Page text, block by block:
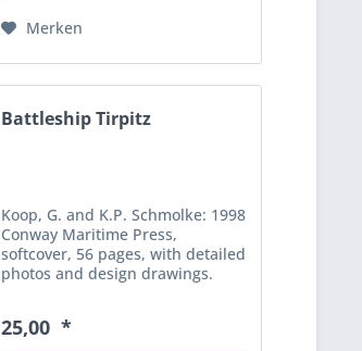
Merken
Battleship Tirpitz
Koop, G. and K.P. Schmolke: 1998
Conway Maritime Press,
softcover, 56 pages, with detailed
photos and design drawings.
design, construction and
25,00 *